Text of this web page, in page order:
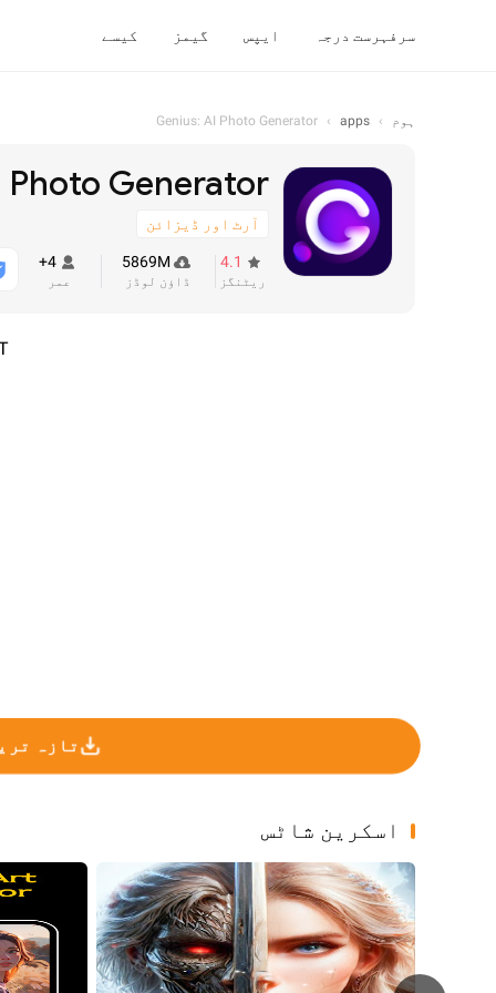
سرفہرست درجہ ایپس گیمز کیسے
ہوم ›
apps
›
Genius: AI Photo Generator
Photo Generator
آرٹ اور ڈیزائن
4.1
ریٹنگز
5869M
ڈاؤن لوڈز
4+
عمر
تازہ
اسکرین شاٹس